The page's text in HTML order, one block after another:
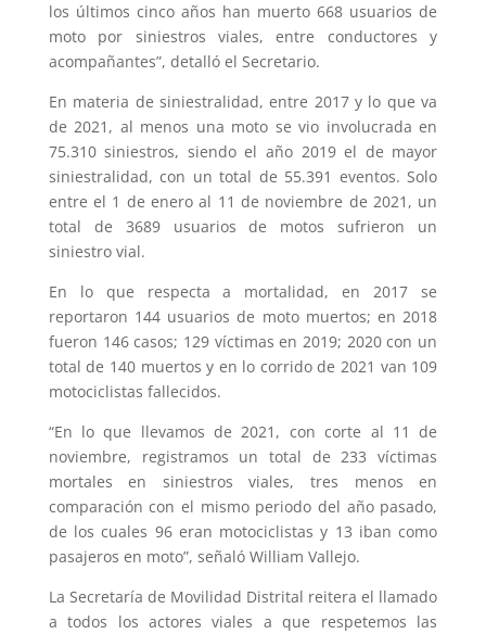
los últimos cinco años han muerto 668 usuarios de
moto por siniestros viales, entre conductores y
acompañantes”, detalló el Secretario.
En materia de siniestralidad, entre 2017 y lo que va
de 2021, al menos una moto se vio involucrada en
75.310 siniestros, siendo el año 2019 el de mayor
siniestralidad, con un total de 55.391 eventos. Solo
entre el 1 de enero al 11 de noviembre de 2021, un
total de 3689 usuarios de motos sufrieron un
siniestro vial.
En lo que respecta a mortalidad, en 2017 se
reportaron 144 usuarios de moto muertos; en 2018
fueron 146 casos; 129 víctimas en 2019; 2020 con un
total de 140 muertos y en lo corrido de 2021 van 109
motociclistas fallecidos.
“En lo que llevamos de 2021, con corte al 11 de
noviembre, registramos un total de 233 víctimas
mortales en siniestros viales, tres menos en
comparación con el mismo periodo del año pasado,
de los cuales 96 eran motociclistas y 13 iban como
pasajeros en moto”, señaló William Vallejo.
La Secretaría de Movilidad Distrital reitera el llamado
a todos los actores viales a que respetemos las